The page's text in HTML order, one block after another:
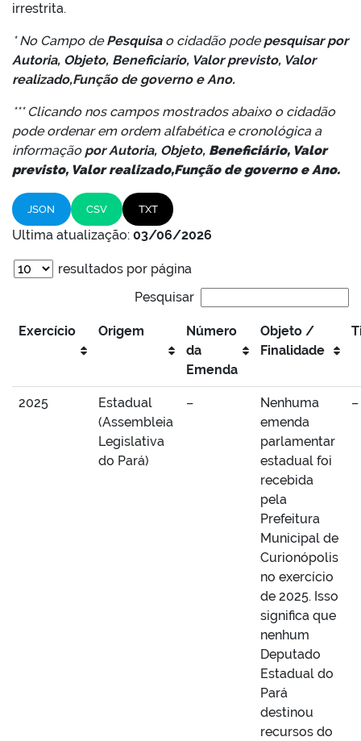
irrestrita.
* No Campo dePesquisa o cidadão podepesquisar por
Autoria, Objeto, Beneficiario, Valor previsto, Valor
realizado,Função de governo e Ano.
*** Clicando nos campos mostrados abaixo o cidadão
pode ordenar em ordem alfabética e cronológica a
informaçãoporAutoria, Objeto, Beneficiário, Valor
previsto, Valor realizado,Função de governo e Ano.
JSON CSV TXT
Ultima atualização: 03/06/2026
resultados por página
Pesquisar
Exercício Origem
Número
da
Emenda
Objeto /
Finalidade
2025
Estadual
(Assembleia
Legislativa
do Pará)
–
Nenhuma
emenda
parlamentar
estadual foi
recebida
pela
Prefeitura
Municipal de
Curionópolis
no exercício
de 2025. Isso
significa que
nenhum
Deputado
Estadual do
Pará
destinou
recursos do
–